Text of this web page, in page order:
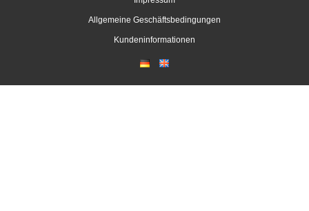
Allgemeine Geschäftsbedingungen
Kundeninformationen